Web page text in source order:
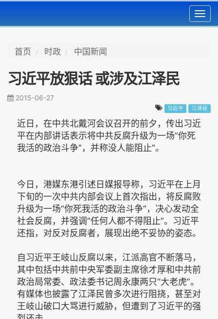
首页 时政 中国新闻
习近平放狠话 或涉及江泽民
2015-06-27
习近平 江泽民
近日，在中共北戴河会议召开的前夕，传出习近
平在内部讲话表示将中共反腐升级为一场“你死
我活的政治斗争”，并称没人能阻止”。
今日，港媒东港引述日媒报导称，习近平在上月
下旬的一次中共内部会议上首次指出，将反腐败
升级为一场“你死我活的政治斗争”，决心发动全
社会反腐，并强调“任何人都不得阻止”。习近平
还指，对反对反腐者，展现出绝不妥协的姿态。
自习近平王岐山反腐以来，江派高官不断落马，
其中包括中共前中央军委副主席徐才厚和中共前
政治局常委、政法委书记周永康两只“大老虎”。
有媒体也披露了江泽民曾多次进行阻挠，甚至对
王岐山破口大骂进行威胁，但遭到了习近平的强